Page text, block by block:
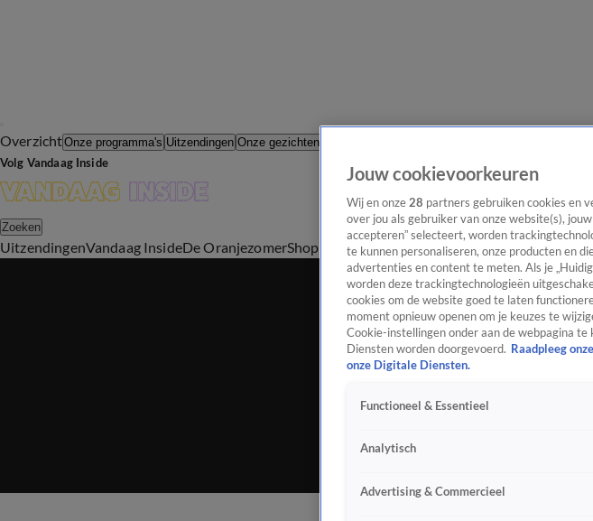
OverzichtOnze programma's Uitzendingen Onze gezichten
Volg Vandaag Inside
Zoeken
UitzendingenVandaag InsideDe OranjezomerShop Uitzending bijwonen
Jouw cookievoorkeuren
Wij en onze 28 partners gebruiken cookies en
over jou als gebruiker van onze website(s),
accepteren” selecteert, worden
te kunnen personaliseren, onze producten en
advertenties en content te meten. Als je
worden deze trackingtechnologieën
cookies om de website goed te laten
moment opnieuw openen om je keuzes te
Cookie-instellingen onder aan de webpagina
Diensten worden doorgevoerd. Raadpleeg
onze Digitale Diensten.
Functioneel & Essentieel
Analytisch
Advertising & Commercieel